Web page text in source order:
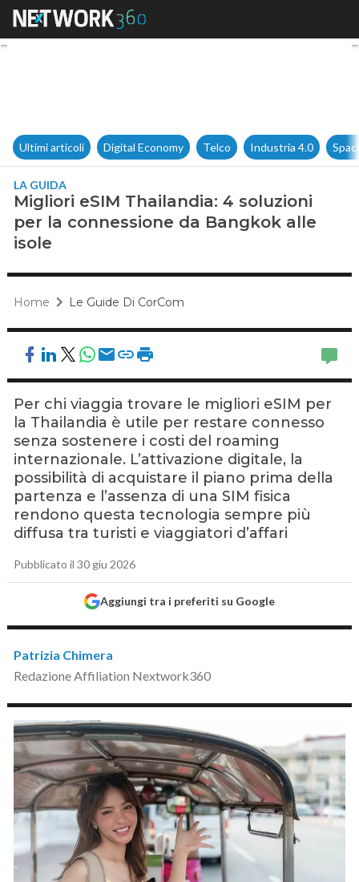
Migliori eSIM Thailandia: 4
Ultimi articoli Digital Economy Telco Industria 4.0
LA GUIDA
Migliori eSIM Thailandia: 4 soluzioni
per la connessione da Bangkok alle
isole
Home Le Guide Di CorCom
Per chi viaggia trovare le migliori eSIM per
la Thailandia è utile per restare connesso
senza sostenere i costi del roaming
internazionale. L’attivazione digitale, la
possibilità di acquistare il piano prima della
partenza e l’assenza di una SIM fisica
rendono questa tecnologia sempre più
diffusa tra turisti e viaggiatori d’affari
Pubblicato il 30 giu 2026
Aggiungi tra i preferiti su Google
Patrizia Chimera
Redazione Affiliation Nextwork360